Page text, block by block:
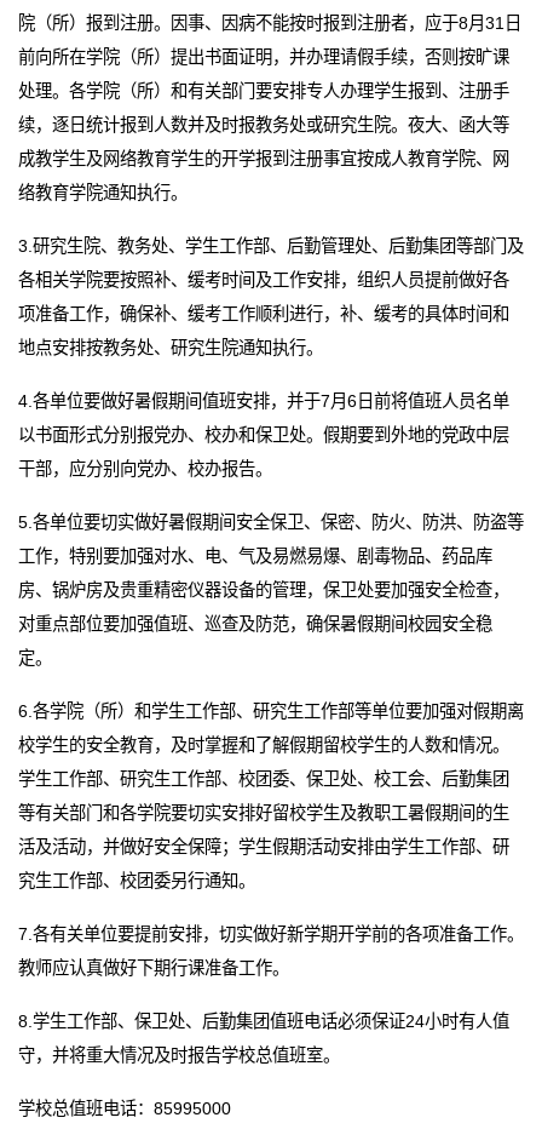
院（所）报到注册。因事、因病不能按时报到注册者，应于8月31日
前向所在学院（所）提出书面证明，并办理请假手续，否则按旷课
处理。各学院（所）和有关部门要安排专人办理学生报到、注册手
续，逐日统计报到人数并及时报教务处或研究生院。夜大、函大等
成教学生及网络教育学生的开学报到注册事宜按成人教育学院、网
络教育学院通知执行。
3.研究生院、教务处、学生工作部、后勤管理处、后勤集团等部门及
各相关学院要按照补、缓考时间及工作安排，组织人员提前做好各
项准备工作，确保补、缓考工作顺利进行，补、缓考的具体时间和
地点安排按教务处、研究生院通知执行。
4.各单位要做好暑假期间值班安排，并于7月6日前将值班人员名单
以书面形式分别报党办、校办和保卫处。假期要到外地的党政中层
干部，应分别向党办、校办报告。
5.各单位要切实做好暑假期间安全保卫、保密、防火、防洪、防盗等
工作，特别要加强对水、电、气及易燃易爆、剧毒物品、药品库
房、锅炉房及贵重精密仪器设备的管理，保卫处要加强安全检查，
对重点部位要加强值班、巡查及防范，确保暑假期间校园安全稳
定。
6.各学院（所）和学生工作部、研究生工作部等单位要加强对假期离
校学生的安全教育，及时掌握和了解假期留校学生的人数和情况。
学生工作部、研究生工作部、校团委、保卫处、校工会、后勤集团
等有关部门和各学院要切实安排好留校学生及教职工暑假期间的生
活及活动，并做好安全保障；学生假期活动安排由学生工作部、研
究生工作部、校团委另行通知。
7.各有关单位要提前安排，切实做好新学期开学前的各项准备工作。
教师应认真做好下期行课准备工作。
8.学生工作部、保卫处、后勤集团值班电话必须保证24小时有人值
守，并将重大情况及时报告学校总值班室。
学校总值班电话：85995000